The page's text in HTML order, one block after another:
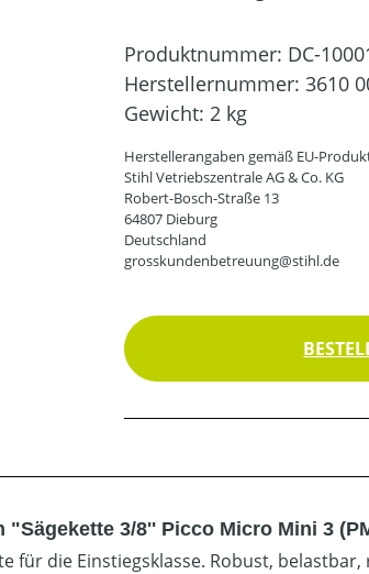
Produktnummer: DC-
Herstellernummer: 3610
Gewicht: 2 kg
Herstellerangaben gemäß EU-
Stihl Vetriebszentrale AG & Co. KG
Robert-Bosch-Straße 13
64807 Dieburg
Deutschland
grosskundenbetreuung@stihl.de
3/8'' Picco Micro Mini 3
für die Einstiegsklasse. Robust,